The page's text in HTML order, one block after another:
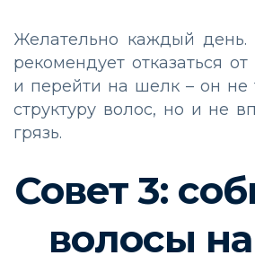
Желательно каждый день.
рекомендует отказаться
и перейти на шелк – он не
структуру волос, но и не
грязь.
Совет 3:
волосы